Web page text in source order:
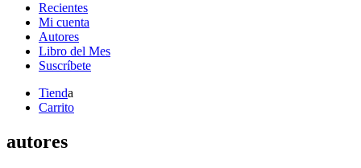
Recientes
Mi cuenta
Autores
Libro del Mes
Suscríbete
Tienda
Carrito
autores